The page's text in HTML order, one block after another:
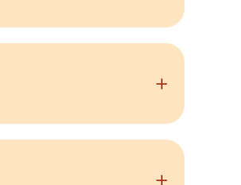
poignet! A vous de